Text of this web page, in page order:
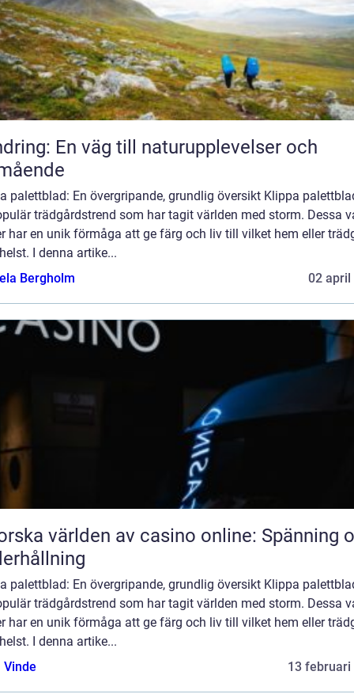
En väg till naturupplevelser och
palettblad: En övergripande, grundlig översikt Klippa
trädgårdstrend som har tagit världen med storm. Dessa
har en unik förmåga att ge färg och liv till vilket hem eller
I denna artike...
Bergholm
02 april
världen av casino online: Spänning
palettblad: En övergripande, grundlig översikt Klippa
trädgårdstrend som har tagit världen med storm. Dessa
har en unik förmåga att ge färg och liv till vilket hem eller
I denna artike...
Vinde
13 februari